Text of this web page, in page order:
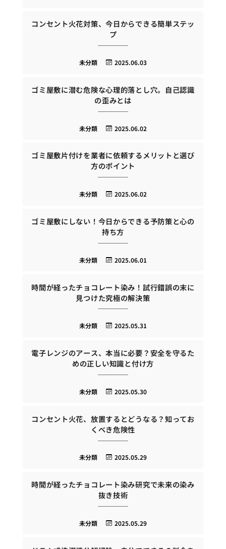
コンセント火花対策、今日からできる簡単ステッ
プ
2025.06.03
未分類
ゴミ屋敷に潜む危険な心理的落とし穴。自己認識
の歪みとは
2025.06.02
未分類
ゴミ屋敷片付けを業者に依頼するメリットと選び
方のポイント
2025.06.02
未分類
ゴミ屋敷にしない！今日からできる予防策と心の
持ち方
2025.06.01
未分類
時間が経ったチョコレート染み！試行錯誤の末に
見つけた究極の解決策
2025.05.31
未分類
電子レンジのアース、本当に必要？安全を守るた
めの正しい知識と付け方
2025.05.30
未分類
コンセント火花、放置するとどうなる？知ってお
くべき危険性
2025.05.29
未分類
時間が経ったチョコレート染み研究で未来の染み
抜き技術
2025.05.29
未分類